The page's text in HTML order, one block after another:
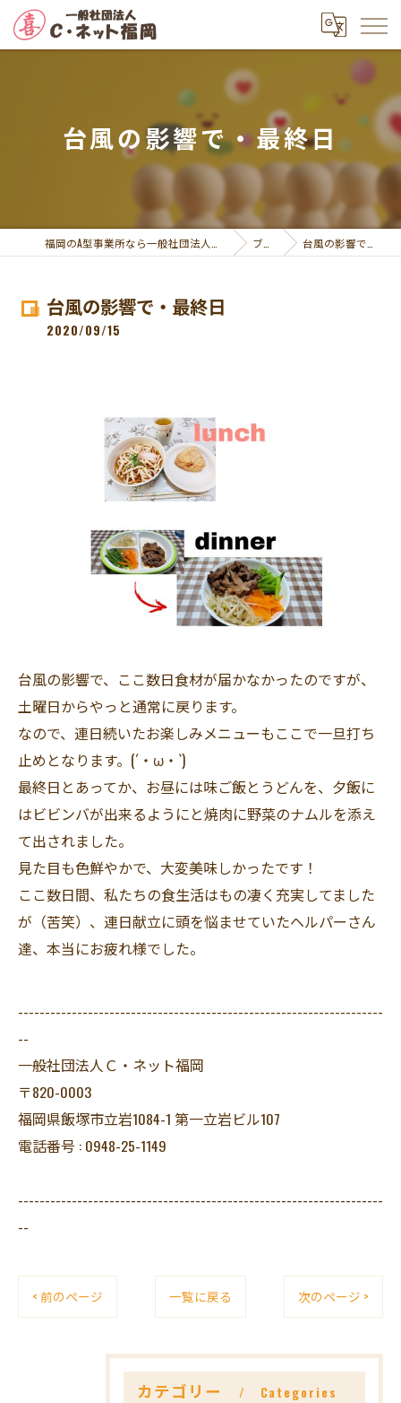
台風の影響で・最終日
ブログ 台風の影響で・最終日
台風の影響で・最終日
2020/09/15
台風の影響で、ここ数日食材が届かなかったのですが、
土曜日からやっと通常に戻ります。
なので、連日続いたお楽しみメニューもここで一旦打ち
止めとなります。(´・ω・`)
最終日とあってか、お昼には味ご飯とうどんを、夕飯に
はビビンバが出来るようにと焼肉に野菜のナムルを添え
て出されました。
見た目も色鮮やかで、大変美味しかったです！
ここ数日間、私たちの食生活はもの凄く充実してました
が（苦笑）、連日献立に頭を悩ませていたヘルパーさん
達、本当にお疲れ様でした。
--------------------------------------------------------------------
--
一般社団法人Ｃ・ネット福岡
〒820-0003
福岡県飯塚市立岩1084-1 第一立岩ビル107
電話番号 : 0948-25-1149
--------------------------------------------------------------------
--
< 前のページ 一覧に戻る 次のページ >
カテゴリー Categories